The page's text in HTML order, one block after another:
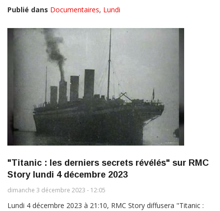
Publié dans Documentaires, Lundi
"Titanic : les derniers secrets révélés" sur RMC
Story lundi 4 décembre 2023
dimanche 3 décembre 2023 - 12:05
Lundi 4 décembre 2023 à 21:10, RMC Story diffusera "Titanic :